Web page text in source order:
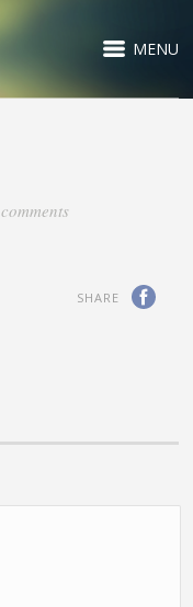
MENU
comments
SHARE